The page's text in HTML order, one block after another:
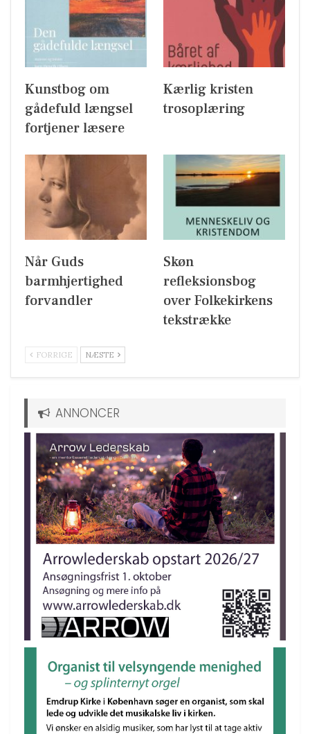
Kunstbog om
gådefuld længsel
fortjener læsere
Kærlig kristen
trosoplæring
Når Guds
barmhjertighed
forvandler
Skøn
refleksionsbog
over Folkekirkens
tekstrække
FORRIGE NÆSTE
ANNONCER